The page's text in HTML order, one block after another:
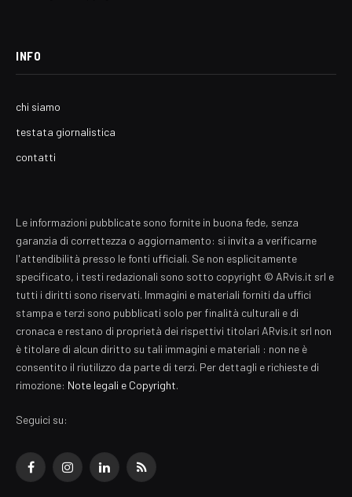
INFO
chi siamo
testata giornalistica
contatti
Le informazioni pubblicate sono fornite in buona fede, senza
garanzia di correttezza o aggiornamento: si invita a verificarne
l'attendibilità presso le fonti ufficiali. Se non esplicitamente
specificato, i testi redazionali sono sotto copyright © ARvis.it srl e
tutti i diritti sono riservati. Immagini e materiali forniti da uffici
stampa e terzi sono pubblicati solo per finalità culturali e di
cronaca e restano di proprietà dei rispettivi titolari ARvis.it srl non
è titolare di alcun diritto su tali immagini e materiali : non ne è
consentito il riutilizzo da parte di terzi. Per dettagli e richieste di
rimozione: Note legali e Copyright.
Seguici su:
FacebookInstagramLinkedInRSS